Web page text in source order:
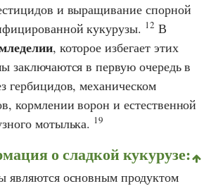
и выращивание спорной
кукурузы. 12 В
, которое избегает этих
заключаются в первую очередь в
гербицидов, механическом
кормлении ворон и естественной
мотылька. 19
о сладкой кукурузе:
являются основным продуктом